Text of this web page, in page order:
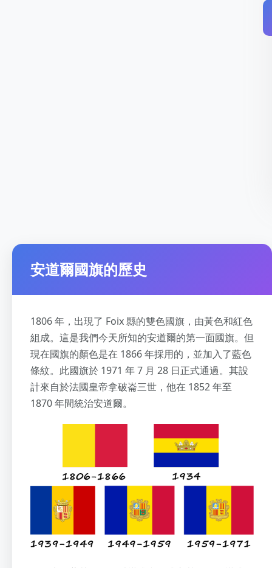
安道爾國旗的歷史
1806 年，出現了 Foix 縣的雙色國旗，由黃色和紅色
組成。這是我們今天所知的安道爾的第一面國旗。但
現在國旗的顏色是在 1866 年採用的，並加入了藍色
條紋。此國旗於 1971 年 7 月 28 日正式通過。其設
計來自於法國皇帝拿破崙三世，他在 1852 年至
1870 年間統治安道爾。